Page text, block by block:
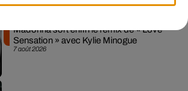
7 août 2026
Madonna sort enfin le remix de « Love
Sensation » avec Kylie Minogue